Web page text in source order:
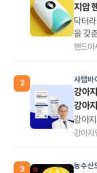
지압
닥터
을 갖
핸드마
2 샤랩바
강아
강아
강아
강아지
3 농수산